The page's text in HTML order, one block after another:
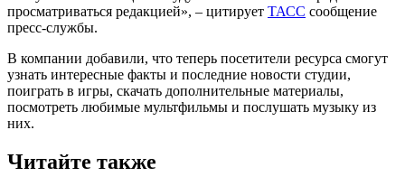
просматриваться редакцией», – цитирует ТАСС сообщение
пресс-службы.
В компании добавили, что теперь посетители ресурса смогут
узнать интересные факты и последние новости студии,
поиграть в игры, скачать дополнительные материалы,
посмотреть любимые мультфильмы и послушать музыку из
них.
Читайте также